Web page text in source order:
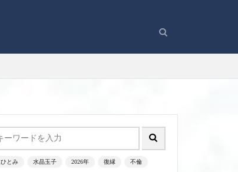
とみ 水晶玉子 2026年 復縁 不倫